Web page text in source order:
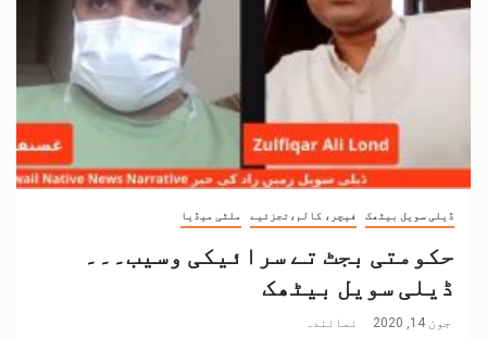
ڈیلی سویل بیٹھک فیچر، کالم،تجزئیے ملٹی میڈیا
حکومتی بجٹ تے سرائیکی وسیب۔۔۔
ڈیلی سویل بیٹھک
جون 14, 2020 نمائندہ